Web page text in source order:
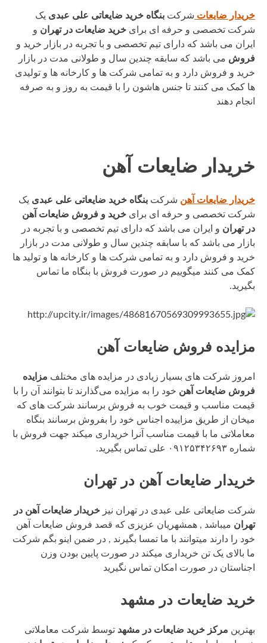
خریدار ضایعات شرکت بنگاه خرید ضایعاتی علی عبدی یک
شرکت تخصصی و حرفه ای برای خرید ضایعات در تهران و
ایران می باشد که دارای تیم تخصصی و با تجربه در بازار خرید و
فروش می باشد که سابقه چندین سال و طولانی‌ مدت در بازار
خرید و فروش دارد و به تمامی شرکت ها و کارخانه ها و تولیدی
ها کمک می کنند تا جنس هاشون را با قیمت به روز و به صرفه
انجام دهند
خریدار ضایعات آهن
خریدار ضایعات آهن شرکت بنگاه خرید ضایعاتی علی عبدی یک
شرکت تخصصی و حرفه ای برای خرید و فروش ضایعات آهن
در تهران و ایران می باشد که دارای تیم تخصصی و با تجربه در
بازار می باشد که با سابقه چندین سال و طولانی‌ مدت در بازار
خرید و فروش دارد و به تمامی شرکت ها و کارخانه ها و تولید ها
کمک می کنند میگوییم در صورت فروش با بنگاه ما تماس
بگیرید.
مزایده فروش ضایعات آهن
امروز شرکت های بسیار زیادی در مزایده های مختلف مزایده
فروش ضایعات آهن خود را به مزایده می‌گذارند تا بتوانند آن را با
قیمت مناسب و قیمت خوب به فروش برسانند شرکت های که
میخان از طریق مزاییده اجناس خود را بفروش برسانند بنگاه
معاملاتی ما با قیمت مناسب آنرا خریداری میکند جهت فروش با
شماره ۰۹۱۲۵۳۴۲۶۹۳ علی تماس بگیرید.
خریدار ضایعات آهن در تهران
شرکت ضایعاتی علی عبدی در تهران نیز خریدار ضایعات آهن در
تهران میباشد , همشهریان عزیزی که قصد فروش ضایعات آهن
خود را دارند میتوانند با ما تمسا بگیرند , در ضمن اینو بگم شرکت
ما بالای یک تن خریداری میکند در صورت پایین بودن وزن
اجناستان در صورت امکان تماس نگیرید
خرید ضایعات در مشهد
بهترین مرکز خرید ضایعات در مشهد توسط شرکت معاملاتی